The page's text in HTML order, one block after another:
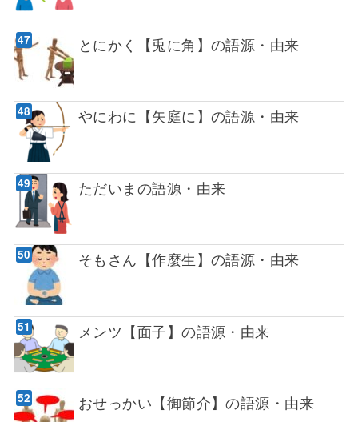
とにかく【兎に角】の語源・由来
やにわに【矢庭に】の語源・由来
ただいまの語源・由来
そもさん【作麼生】の語源・由来
メンツ【面子】の語源・由来
おせっかい【御節介】の語源・由来